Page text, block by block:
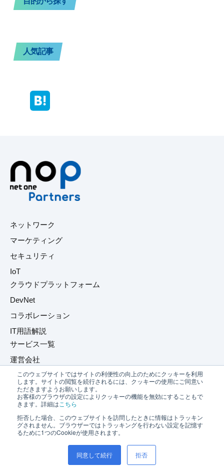
このウェブサイトではサイトの利便性の向上のためにクッキーを利用
します。サイトの閲覧を続行されるには、クッキーの使用にご同意い
ただきますようお願いします。
お客様のブラウザの設定によりクッキーの機能を無効にすることもで
きます。詳細は こちら
拒否した場合、このウェブサイトを訪問したときに情報はトラッキン
グされません。ブラウザーではトラッキングを行わない設定を記憶す
るために1つのCookieが使用されます。
同意して続行 拒否
人気記事
ネットワーク
マーケティング
セキュリティ
IoT
クラウドプラットフォーム
DevNet
コラボレーション
IT用語解説
サービス一覧
運営会社
プライバシーポリシー
お問い合わせ
©2026 Net One Partners Co., Ltd.